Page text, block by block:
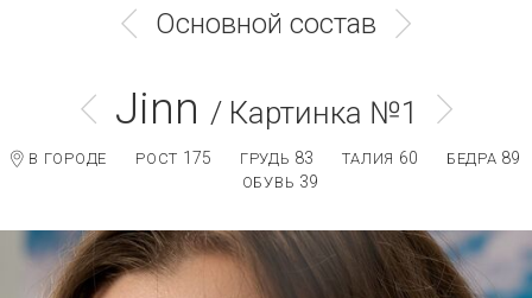
Основной состав
Jinn / Картинка №1
В ГОРОДЕ РОСТ 175 ГРУДЬ 83 ТАЛИЯ 60 БЕДРА 89
ОБУВЬ 39